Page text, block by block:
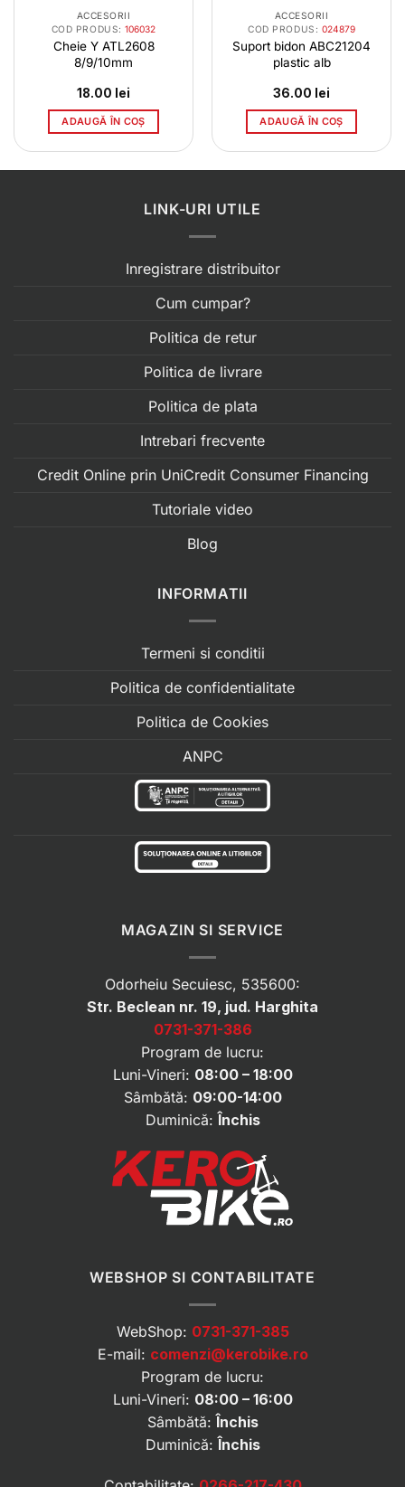
ACCESORII
COD PRODUS:106032
Cheie Y ATL2608
8/9/10mm
18.00 lei
ADAUGĂ ÎN COȘ
ACCESORII
COD PRODUS: 024879
Suport bidon ABC21204
plastic alb
36.00 lei
ADAUGĂ ÎN COȘ
LINK-URI UTILE
Inregistrare distribuitor
Cum cumpar?
Politica de retur
Politica de livrare
Politica de plata
Intrebari frecvente
Credit Online prin UniCredit Consumer Financing
Tutoriale video
Blog
INFORMATII
Termeni si conditii
Politica de confidentialitate
Politica de Cookies
ANPC
MAGAZIN SI SERVICE
Odorheiu Secuiesc, 535600:
Str. Beclean nr. 19, jud. Harghita
0731-371-386
Program de lucru:
Luni-Vineri: 08:00 – 18:00
Sâmbătă: 09:00-14:00
Duminică:Închis
WEBSHOP SI CONTABILITATE
WebShop: 0731-371-385
E-mail: comenzi@kerobike.ro
Program de lucru:
Luni-Vineri: 08:00 – 16:00
Sâmbătă:Închis
Duminică:Închis